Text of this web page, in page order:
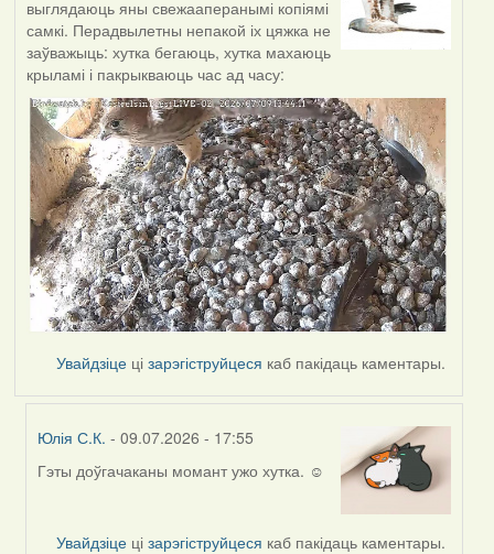
выглядаюць яны свежааперанымі копіямі
самкі. Перадвылетны непакой іх цяжка не
заўважыць: хутка бегаюць, хутка махаюць
крыламі і пакрыкваюць час ад часу:
Увайдзіце цізарэгіструйцеся каб пакідаць каментары.
Юлія С.К. - 09.07.2026 - 17:55
In
Гэты доўгачаканы момант ужо хутка. ☺️
Увайдзіце цізарэгіструйцеся каб пакідаць каментары.